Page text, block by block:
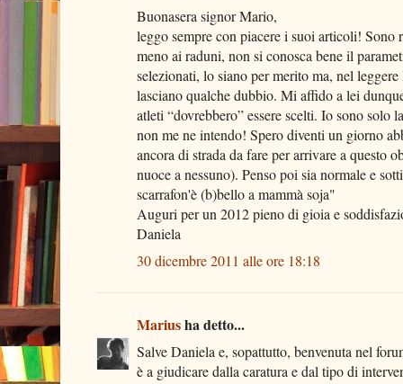
Buonasera signor Mario,
leggo sempre con piacere i suoi articoli! Sono
meno ai raduni, non si conosca bene il
selezionati, lo siano per merito ma, nel
lasciano qualche dubbio. Mi affido a lei
atleti “dovrebbero” essere scelti. Io sono solo
non me ne intendo! Spero diventi un giorno
ancora di strada da fare per arrivare a questo
nuoce a nessuno). Penso poi sia normale e
scarrafon'è (b)bello a mammà soja"
Auguri per un 2012 pieno di gioia e
Daniela
30 dicembre 2011 alle ore 18:18
Mariusha detto...
Salve Daniela e, sopattutto, benvenuta nel
è a giudicare dalla caratura e dal tipo di